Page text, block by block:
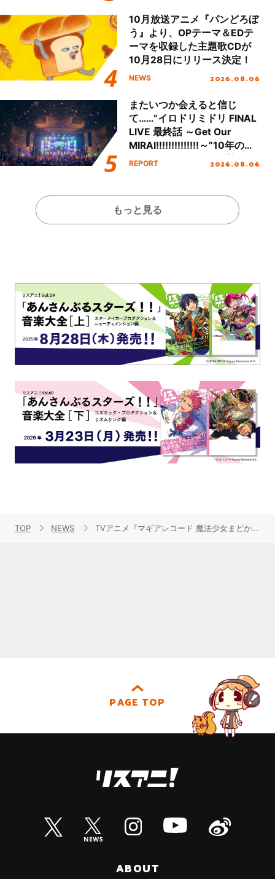
10月放送アニメ『パンどろぼ
う』より、OPテーマ＆EDテ
ーマを収録した主題歌CDが
10月28日にリリース決定！
NEWS 2026.08.06
またいつか会えると信じ
て……“イロドリミドリ FINAL
LIVE 最終話 ～Get Our
MIRAI!!!!!!!!!!!!!!～”10年の活
動を経てファイナルを迎える
REPORT 2026.08.06
もっと見る
TOP NEWS TVアニメ『マギアレコード 魔法少女まどか☆マギカ外伝』待望の2nd SEASONが今夏より放送開始！キービジュアルも公開！
PAGE TOP
ABOUT